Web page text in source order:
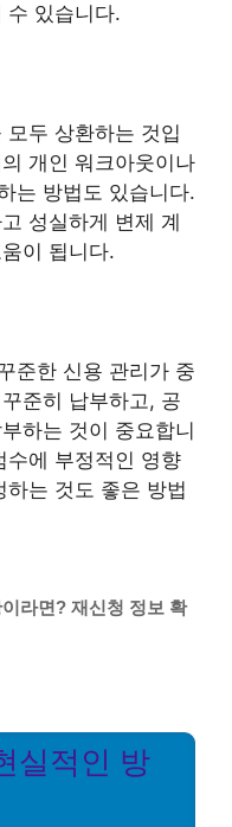
수 있습니다.
두 상환하는 것입
개인 워크아웃이나
는 방법도 있습니다.
성실하게 변제 계
이 됩니다.
준한 신용 관리가 중
준히 납부하고, 공
하는 것이 중요합니
수에 부정적인 영향
는 것도 좋은 방법
라면? 재신청 정보 확
실적인 방